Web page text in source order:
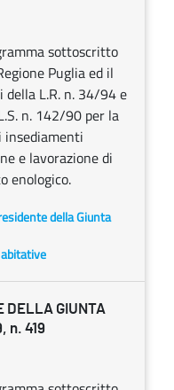
sottoscritto
Puglia ed il
della L.R. n. 34/94 e
n. 142/90 per la
insediamenti
e lavorazione di
enologico.
della Giunta
DELLA GIUNTA
n. 419